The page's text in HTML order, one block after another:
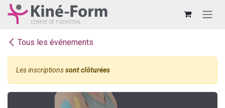
Se rendre au contenu
Tous les événements
Les inscriptionssont clôturées